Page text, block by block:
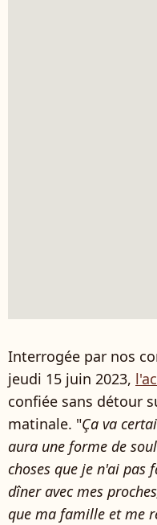
Interrogée par nos
jeudi 15 juin 2023,
confiée sans détour
matinale. "Ça va
aura une forme de
choses que je n'ai pas
dîner avec mes
que ma famille et me